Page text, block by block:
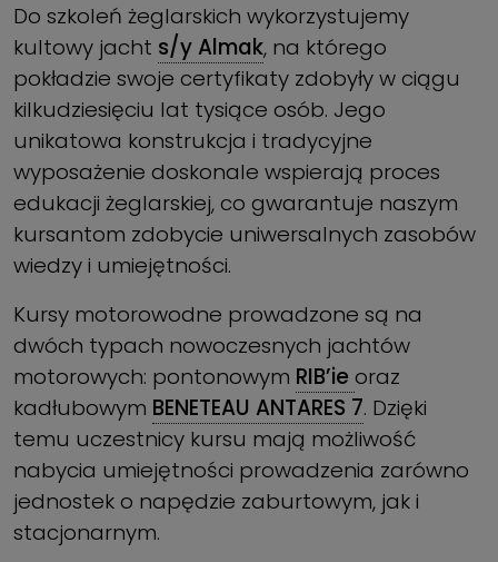
Do szkoleń żeglarskich wykorzystujemy
kultowy jacht s/y Almak, na którego
pokładzie swoje certyfikaty zdobyły w ciągu
kilkudziesięciu lat tysiące osób. Jego
unikatowa konstrukcja i tradycyjne
wyposażenie doskonale wspierają proces
edukacji żeglarskiej, co gwarantuje naszym
kursantom zdobycie uniwersalnych zasobów
wiedzy i umiejętności.
Kursy motorowodne prowadzone są na
dwóch typach nowoczesnych jachtów
motorowych: pontonowym RIB’ie oraz
kadłubowym BENETEAU ANTARES 7. Dzięki
temu uczestnicy kursu mają możliwość
nabycia umiejętności prowadzenia zarówno
jednostek o napędzie zaburtowym, jak i
stacjonarnym.